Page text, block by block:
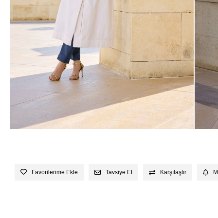
Favorilerime Ekle Tavsiye Et Karşılaştır